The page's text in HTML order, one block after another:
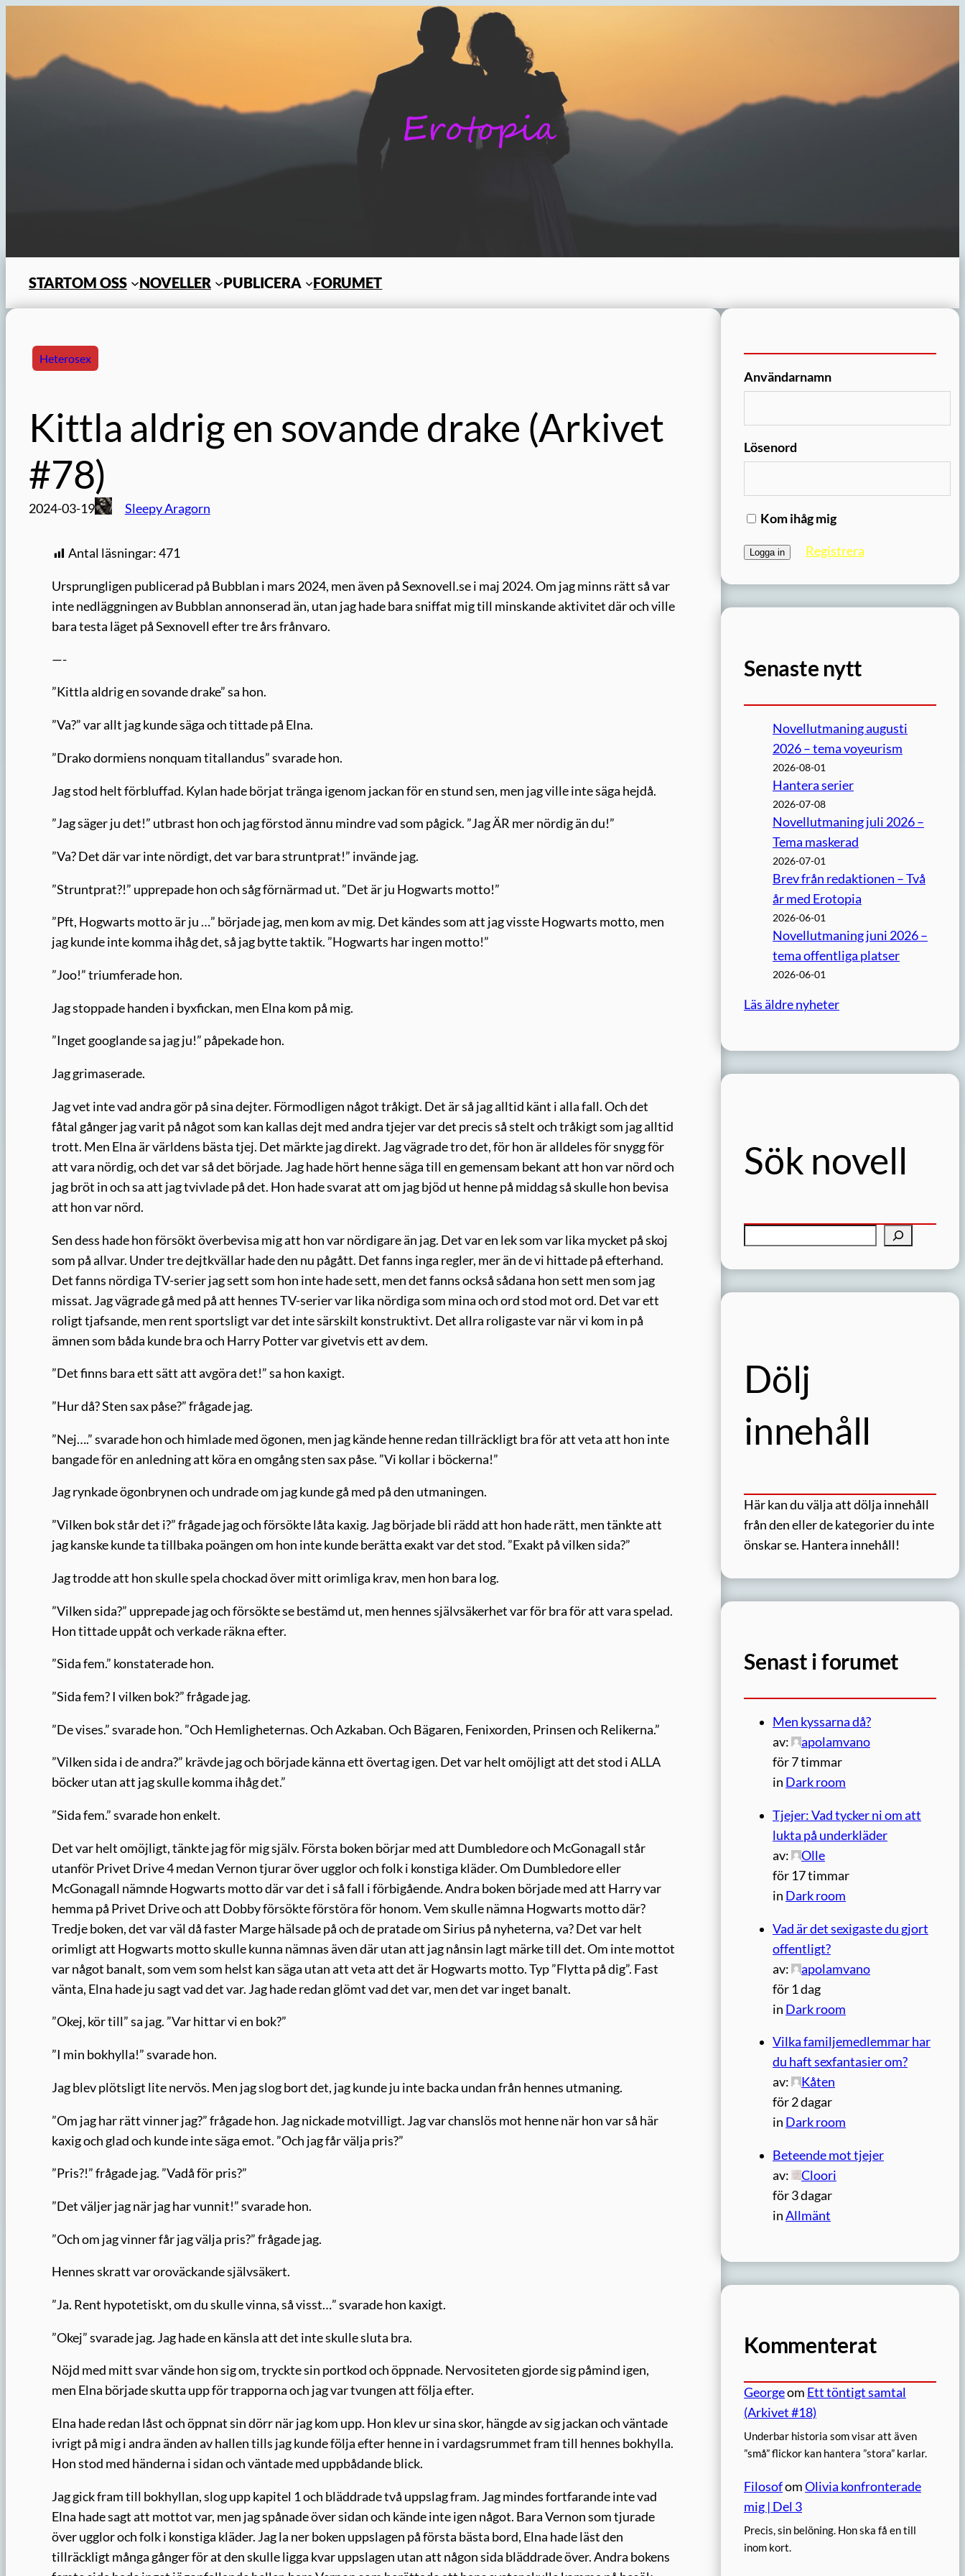
STARTOM OSS NOVELLER PUBLICERA FORUMET
Heterosex
Kittla aldrig en sovande drake (Arkivet
#78)
2024-03-19 Sleepy Aragorn
Antal läsningar:471
Ursprungligen publicerad på Bubblan i mars 2024, men även på Sexnovell.se i maj 2024. Om jag minns rätt så var
inte nedläggningen av Bubblan annonserad än, utan jag hade bara sniffat mig till minskande aktivitet där och ville
bara testa läget på Sexnovell efter tre års frånvaro.
—-
”Kittla aldrig en sovande drake” sa hon.
”Va?” var allt jag kunde säga och tittade på Elna.
”Drako dormiens nonquam titallandus” svarade hon.
Jag stod helt förbluffad. Kylan hade börjat tränga igenom jackan för en stund sen, men jag ville inte säga hejdå.
”Jag säger ju det!” utbrast hon och jag förstod ännu mindre vad som pågick. ”Jag ÄR mer nördig än du!”
”Va? Det där var inte nördigt, det var bara struntprat!” invände jag.
”Struntprat?!” upprepade hon och såg förnärmad ut. ”Det är ju Hogwarts motto!”
”Pft, Hogwarts motto är ju …” började jag, men kom av mig. Det kändes som att jag visste Hogwarts motto, men
jag kunde inte komma ihåg det, så jag bytte taktik. ”Hogwarts har ingen motto!”
”Joo!” triumferade hon.
Jag stoppade handen i byxfickan, men Elna kom på mig.
”Inget googlande sa jag ju!” påpekade hon.
Jag grimaserade.
Jag vet inte vad andra gör på sina dejter. Förmodligen något tråkigt. Det är så jag alltid känt i alla fall. Och det
fåtal gånger jag varit på något som kan kallas dejt med andra tjejer var det precis så stelt och tråkigt som jag alltid
trott. Men Elna är världens bästa tjej. Det märkte jag direkt. Jag vägrade tro det, för hon är alldeles för snygg för
att vara nördig, och det var så det började. Jag hade hört henne säga till en gemensam bekant att hon var nörd och
jag bröt in och sa att jag tvivlade på det. Hon hade svarat att om jag bjöd ut henne på middag så skulle hon bevisa
att hon var nörd.
Sen dess hade hon försökt överbevisa mig att hon var nördigare än jag. Det var en lek som var lika mycket på skoj
som på allvar. Under tre dejtkvällar hade den nu pågått. Det fanns inga regler, mer än de vi hittade på efterhand.
Det fanns nördiga TV-serier jag sett som hon inte hade sett, men det fanns också sådana hon sett men som jag
missat. Jag vägrade gå med på att hennes TV-serier var lika nördiga som mina och ord stod mot ord. Det var ett
roligt tjafsande, men rent sportsligt var det inte särskilt konstruktivt. Det allra roligaste var när vi kom in på
ämnen som båda kunde bra och Harry Potter var givetvis ett av dem.
”Det finns bara ett sätt att avgöra det!” sa hon kaxigt.
”Hur då? Sten sax påse?” frågade jag.
”Nej….” svarade hon och himlade med ögonen, men jag kände henne redan tillräckligt bra för att veta att hon inte
bangade för en anledning att köra en omgång sten sax påse. ”Vi kollar i böckerna!”
Jag rynkade ögonbrynen och undrade om jag kunde gå med på den utmaningen.
”Vilken bok står det i?” frågade jag och försökte låta kaxig. Jag började bli rädd att hon hade rätt, men tänkte att
jag kanske kunde ta tillbaka poängen om hon inte kunde berätta exakt var det stod. ”Exakt på vilken sida?”
Jag trodde att hon skulle spela chockad över mitt orimliga krav, men hon bara log.
”Vilken sida?” upprepade jag och försökte se bestämd ut, men hennes självsäkerhet var för bra för att vara spelad.
Hon tittade uppåt och verkade räkna efter.
”Sida fem.” konstaterade hon.
”Sida fem? I vilken bok?” frågade jag.
”De vises.” svarade hon. ”Och Hemligheternas. Och Azkaban. Och Bägaren, Fenixorden, Prinsen och Relikerna.”
”Vilken sida i de andra?” krävde jag och började känna ett övertag igen. Det var helt omöjligt att det stod i ALLA
böcker utan att jag skulle komma ihåg det.”
”Sida fem.” svarade hon enkelt.
Det var helt omöjligt, tänkte jag för mig själv. Första boken börjar med att Dumbledore och McGonagall står
utanför Privet Drive 4 medan Vernon tjurar över ugglor och folk i konstiga kläder. Om Dumbledore eller
McGonagall nämnde Hogwarts motto där var det i så fall i förbigående. Andra boken började med att Harry var
hemma på Privet Drive och att Dobby försökte förstöra för honom. Vem skulle nämna Hogwarts motto där?
Tredje boken, det var väl då faster Marge hälsade på och de pratade om Sirius på nyheterna, va? Det var helt
orimligt att Hogwarts motto skulle kunna nämnas även där utan att jag nånsin lagt märke till det. Om inte mottot
var något banalt, som vem som helst kan säga utan att veta att det är Hogwarts motto. Typ ”Flytta på dig”. Fast
vänta, Elna hade ju sagt vad det var. Jag hade redan glömt vad det var, men det var inget banalt.
”Okej, kör till” sa jag. ”Var hittar vi en bok?”
”I min bokhylla!” svarade hon.
Jag blev plötsligt lite nervös. Men jag slog bort det, jag kunde ju inte backa undan från hennes utmaning.
”Om jag har rätt vinner jag?” frågade hon. Jag nickade motvilligt. Jag var chanslös mot henne när hon var så här
kaxig och glad och kunde inte säga emot. ”Och jag får välja pris?”
”Pris?!” frågade jag. ”Vadå för pris?”
”Det väljer jag när jag har vunnit!” svarade hon.
”Och om jag vinner får jag välja pris?” frågade jag.
Hennes skratt var oroväckande självsäkert.
”Ja. Rent hypotetiskt, om du skulle vinna, så visst…” svarade hon kaxigt.
”Okej” svarade jag. Jag hade en känsla att det inte skulle sluta bra.
Nöjd med mitt svar vände hon sig om, tryckte sin portkod och öppnade. Nervositeten gjorde sig påmind igen,
men Elna började skutta upp för trapporna och jag var tvungen att följa efter.
Elna hade redan låst och öppnat sin dörr när jag kom upp. Hon klev ur sina skor, hängde av sig jackan och väntade
ivrigt på mig i andra änden av hallen tills jag kunde följa efter henne in i vardagsrummet fram till hennes bokhylla.
Hon stod med händerna i sidan och väntade med uppbådande blick.
Jag gick fram till bokhyllan, slog upp kapitel 1 och bläddrade två uppslag fram. Jag mindes fortfarande inte vad
Elna hade sagt att mottot var, men jag spånade över sidan och kände inte igen något. Bara Vernon som tjurade
över ugglor och folk i konstiga kläder. Jag la ner boken uppslagen på första bästa bord, Elna hade läst den
tillräckligt många gånger för at den skulle ligga kvar uppslagen utan att någon sida bläddrade över. Andra bokens
Användarnamn
Lösenord
Kom ihåg mig
Registrera
Senaste nytt
Novellutmaning augusti
2026 – tema voyeurism
2026-08-01
Hantera serier
2026-07-08
Novellutmaning juli 2026 –
Tema maskerad
2026-07-01
Brev från redaktionen – Två
år med Erotopia
2026-06-01
Novellutmaning juni 2026 –
tema offentliga platser
2026-06-01
Läs äldre nyheter
Sök novell
k
Dölj
innehåll
Här kan du välja att dölja innehåll
från den eller de kategorier du inte
önskar se. Hantera innehåll!
Senast i forumet
Men kyssarna då?
av:
apolamvano
för 7 timmar
in Dark room
Tjejer: Vad tycker ni om att
lukta på underkläder
av:
Olle
för 17 timmar
in Dark room
Vad är det sexigaste du gjort
offentligt?
av:
apolamvano
för 1 dag
in Dark room
Vilka familjemedlemmar har
du haft sexfantasier om?
av:
Kåten
för 2 dagar
in Dark room
Beteende mot tjejer
av:
Cloori
för 3 dagar
inAllmänt
Kommenterat
Georgeom Ett töntigt samtal
(Arkivet #18)
Underbar historia som visar att även
”små” flickor kan hantera ”stora” karlar.
FilosofomOlivia konfronterade
mig | Del 3
Precis, sin belöning. Hon ska få en till
inom kort.